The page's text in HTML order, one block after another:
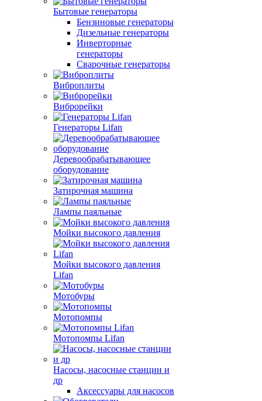
Бытовые генераторы
Бензиновые генераторы
Дизельные генераторы
Инверторные
генераторы
Сварочные генераторы
Виброплиты
Виброрейки
Генераторы Lifan
Деревообрабатывающее
оборудование
Затирочная машина
Лампы паяльные
Мойки высокого давления
Мойки высокого давления
Lifan
Мотобуры
Мотопомпы
Мотопомпы Lifan
Насосы, насосные станции и
др
Аксессуары для насосов